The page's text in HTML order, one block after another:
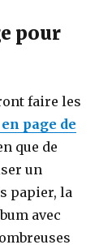
pour
faire les
page de
que de
un
papier, la
avec